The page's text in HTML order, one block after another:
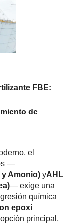
FBE:
de
el
—
y Amonio) yAHL
— exige una
química
epoxi
principal,